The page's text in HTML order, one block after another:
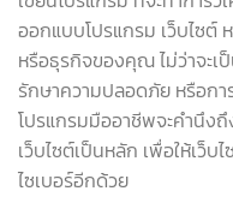
ออกแบบโปรแกรม เว็บไซต์
หรือธุรกิจของคุณ ไม่ว่าจะเ
รักษาความปลอดภัย หรือก
โปรแกรมมืออาชีพจะคำนึง
เว็บไซต์เป็นหลัก เพื่อให้เ
ไซเบอร์อีกด้วย